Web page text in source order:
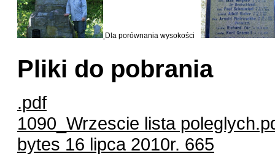
Dla porównania wysokości
Pliki do pobrania
.pdf
1090_Wrzescie lista
bytes 16 lipca 2010r. 665